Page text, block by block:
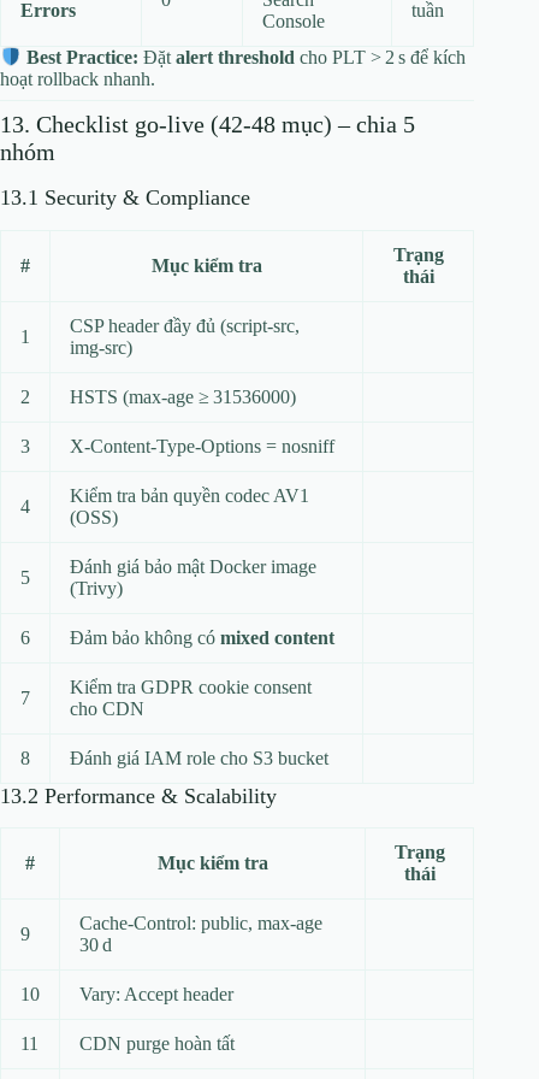
Errors
Console
tuần
Best Practice: Đặtalert threshold cho PLT > 2 s để kích
hoạt rollback nhanh.
13. Checklist go‑live (42‑48 mục) – chia 5
nhóm
13.1 Security & Compliance
# Mục kiểm tra
Trạng
thái
1
CSP header đầy đủ (script‑src,
img‑src)
2 HSTS (max‑age ≥ 31536000)
3 X‑Content‑Type‑Options = nosniff
4
Kiểm tra bản quyền codec AV1
(OSS)
5
Đánh giá bảo mật Docker image
(Trivy)
6 Đảm bảo không có mixed content
7
Kiểm tra GDPR cookie consent
cho CDN
8 Đánh giá IAM role cho S3 bucket
13.2 Performance & Scalability
# Mục kiểm tra
Trạng
thái
9
Cache‑Control: public, max‑age
30 d
10 Vary: Accept header
11 CDN purge hoàn tất